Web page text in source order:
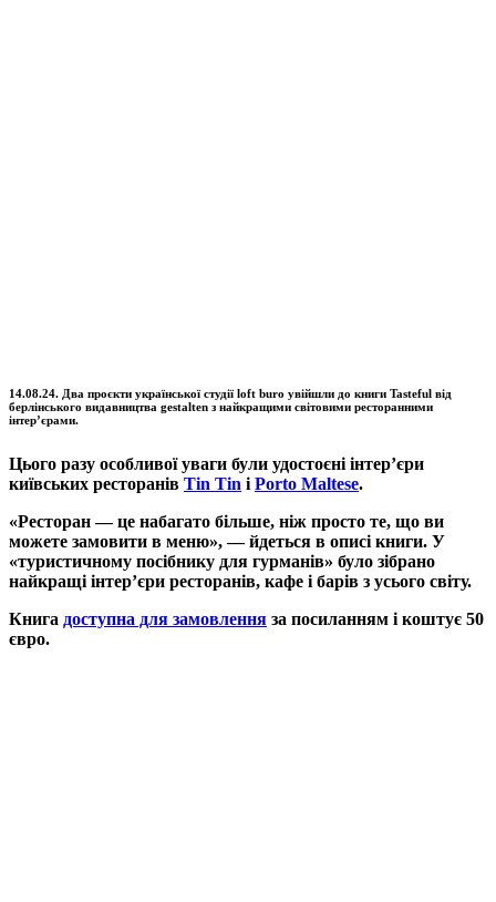
14.08.24. Два проєкти української студії loft buro увійшли до книги Tasteful від
берлінського видавництва gestalten з найкращими світовими ресторанними
інтер’єрами.
Цього разу особливої уваги були удостоєні інтер’єри
київських ресторанів Tin Tin і Porto Maltese.
«Ресторан — це набагато більше, ніж просто те, що ви
можете замовити в меню», — йдеться в описі книги. У
«туристичному посібнику для гурманів» було зібрано
найкращі інтер’єри ресторанів, кафе і барів з усього світу.
Книга доступна для замовлення за посиланням і коштує 50
євро.